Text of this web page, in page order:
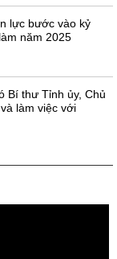
lực bước vào kỷ
năm 2025
Bí thư Tỉnh ủy, Chủ
làm việc với